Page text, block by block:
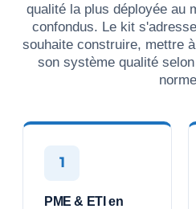
qualité la plus déployée au
confondus. Le kit
souhaite construire, mettre
son système qualité
1
PME & ETI en